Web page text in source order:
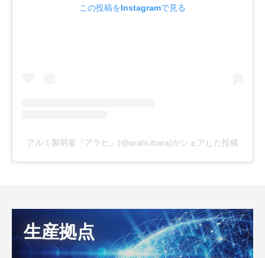
この投稿をInstagramで見る
アルミ製羽釜『アラヒ』(@arahi.ihara)がシェアした投稿
生産拠点